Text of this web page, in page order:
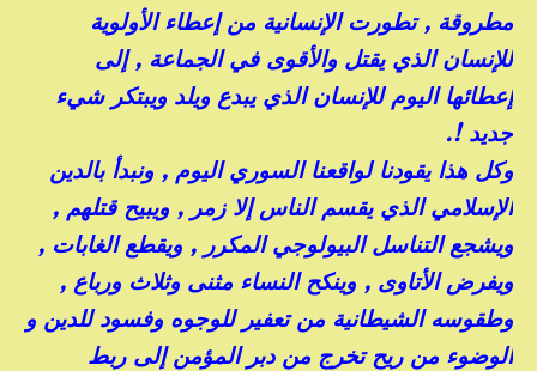
مطروقة , تطورت الإنسانية من إعطاء الأولوية
للإنسان الذي يقتل والأقوى في الجماعة , إلى
إعطائها اليوم للإنسان الذي يبدع ويلد ويبتكر شيء
جديد !.
وكل هذا يقودنا لواقعنا السوري اليوم , ونبدأ بالدين
الإسلامي الذي يقسم الناس إلا زمر , ويبيح قتلهم ,
ويشجع التناسل البيولوجي المكرر , ويقطع الغابات ,
ويفرض الأتاوى , وينكح النساء مثنى وثلاث ورباع ,
وطقوسه الشيطانية من تعفير للوجوه وفسود للدين و
الوضوء من ريح تخرج من دبر المؤمن إلى ربط